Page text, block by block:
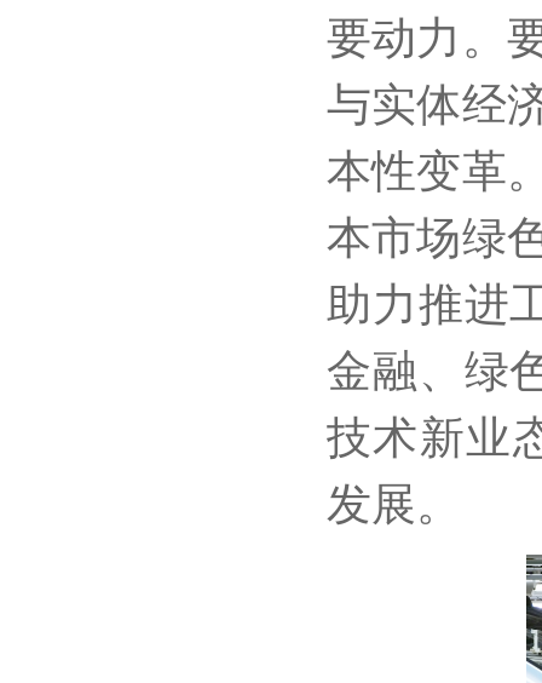
要动力。
与实体经
本性变革
本市场绿
助力推进
金融、绿
技术新业
发展。